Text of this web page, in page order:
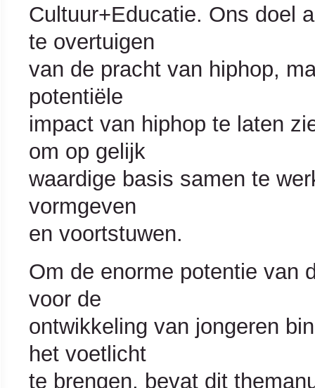
Cultuur+Educatie. Ons doel
te overtuigen
van de pracht van hiphop,
potentiële
impact van hiphop te laten
om op gelijk
waardige basis samen te
vormgeven
en voortstuwen.
Om de enorme potentie van
voor de
ontwikkeling van jongeren
het voetlicht
te brengen, bevat dit